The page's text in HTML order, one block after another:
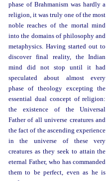
phase of Brahmanism was hardly a
religion, it was truly one of the most
noble reaches of the mortal mind
into the domains of philosophy and
metaphysics. Having started out to
discover final reality, the Indian
mind did not stop until it had
speculated about almost every
phase of theology excepting the
essential dual concept of religion:
the existence of the Universal
Father of all universe creatures and
the fact of the ascending experience
in the universe of these very
creatures as they seek to attain the
eternal Father, who has commanded
them to be perfect, even as he is